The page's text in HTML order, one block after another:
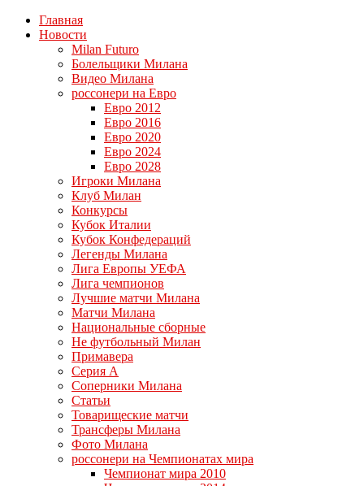
Главная
Новости
Milan Futuro
Болельщики Милана
Видео Милана
россонери на Евро
Евро 2012
Евро 2016
Евро 2020
Евро 2024
Евро 2028
Игроки Милана
Клуб Милан
Конкурсы
Кубок Италии
Кубок Конфедераций
Легенды Милана
Лига Европы УЕФА
Лига чемпионов
Лучшие матчи Милана
Матчи Милана
Национальные сборные
Не футбольный Милан
Примавера
Серия А
Соперники Милана
Статьи
Товарищеские матчи
Трансферы Милана
Фото Милана
россонери на Чемпионатах мира
Чемпионат мира 2010